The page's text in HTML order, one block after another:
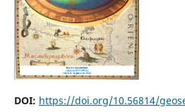
DOI: https://doi.org/10.56814/